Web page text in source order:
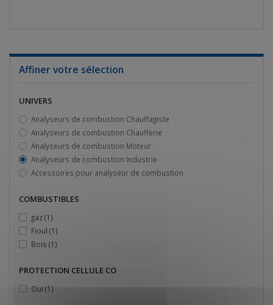
Affiner votre sélection
UNIVERS
Analyseurs de combustion Chauffagiste
Analyseurs de combustion Chaufferie
Analyseurs de combustion Moteur
Analyseurs de combustion Industrie
Accessoires pour analyseur de combustion
COMBUSTIBLES
gaz(1)
Fioul (1)
Bois (1)
PROTECTION CELLULE CO
Oui (1)